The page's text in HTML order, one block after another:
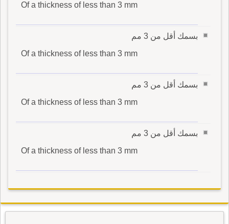
Of a thickness of less than 3 mm
بسمك أقل من 3 مم
Of a thickness of less than 3 mm
بسمك أقل من 3 مم
Of a thickness of less than 3 mm
بسمك أقل من 3 مم
Of a thickness of less than 3 mm